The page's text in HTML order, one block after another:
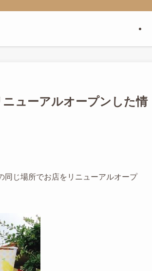
ニューアルオープンした情
同じ場所でお店をリニューアルオープ